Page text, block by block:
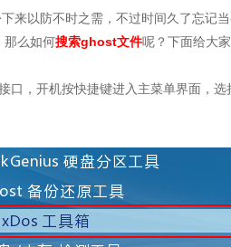
以防不时之需，不过时间久了忘记
那么如何搜索ghost文件呢？下面给大
，开机按快捷键进入主菜单界面，选